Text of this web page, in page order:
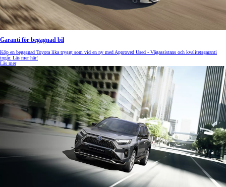
Garanti för begagnad bil
Köp en begagnad Toyota lika tryggt som vid en ny med Approved Used - Vägassistans och kvalitetsgaranti
ingår. Läs mer här!
Läs mer